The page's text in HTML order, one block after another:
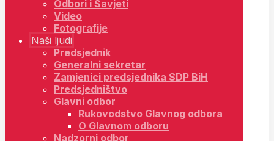
Odbori i Savjeti
Video
Fotografije
Naši ljudi
Predsjednik
Generalni sekretar
Zamjenici predsjednika SDP BiH
Predsjedništvo
Glavni odbor
Rukovodstvo Glavnog odbora
O Glavnom odboru
Nadzorni odbor